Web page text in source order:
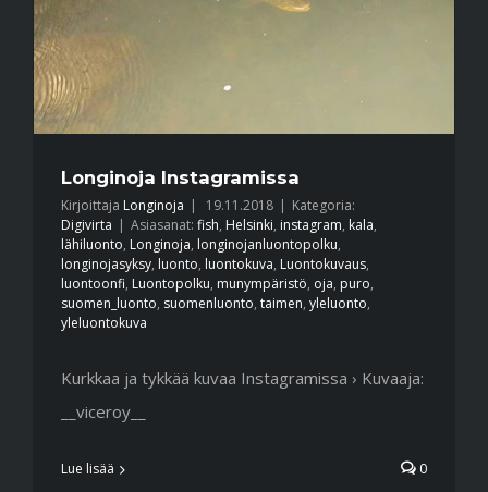
Longinoja Instagramissa
Kirjoittaja Longinoja 19.11.2018
Kategoria:
Digivirta
Asiasanat: fish, Helsinki, instagram, kala,
lähiluonto, Longinoja, longinojanluontopolku,
longinojasyksy, luonto, luontokuva, Luontokuvaus,
luontoonfi, Luontopolku, munympäristö, oja, puro,
suomen_luonto, suomenluonto, taimen, yleluonto,
yleluontokuva
Kurkkaa ja tykkää kuvaa Instagramissa › Kuvaaja:
__viceroy__
Lue lisää 0